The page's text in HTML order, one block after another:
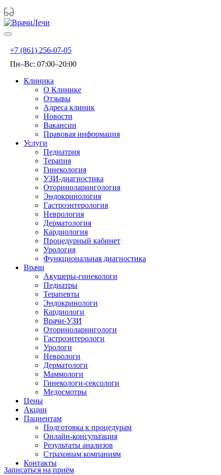
+7 (861) 256-07-05
Пн–Вс: 07:00–20:00
Клиника
О Клинике
Отзывы
Адреса клиник
Новости
Вакансии
Правовая информация
Услуги
Педиатрия
Терапия
Гинекология
УЗИ-диагностика
Оториноларингология
Эндокринология
Гастроэнтерология
Неврология
Дерматология
Кардиология
Процедурный кабинет
Урология
Функциональная диагностика
Врачи
Акушеры-гинекологи
Педиатры
Терапевты
Эндокринологи
Кардиологи
Врачи-УЗИ
Оториноларингологи
Гастроэнтерологи
Урологи
Неврологи
Дерматологи
Маммологи
Гинекологи-сексологи
Медосмотры
Цены
Акции
Пациентам
Подготовка к процедурам
Онлайн-консультация
Результаты анализов
Страховым компаниям
Контакты
Записаться на приём